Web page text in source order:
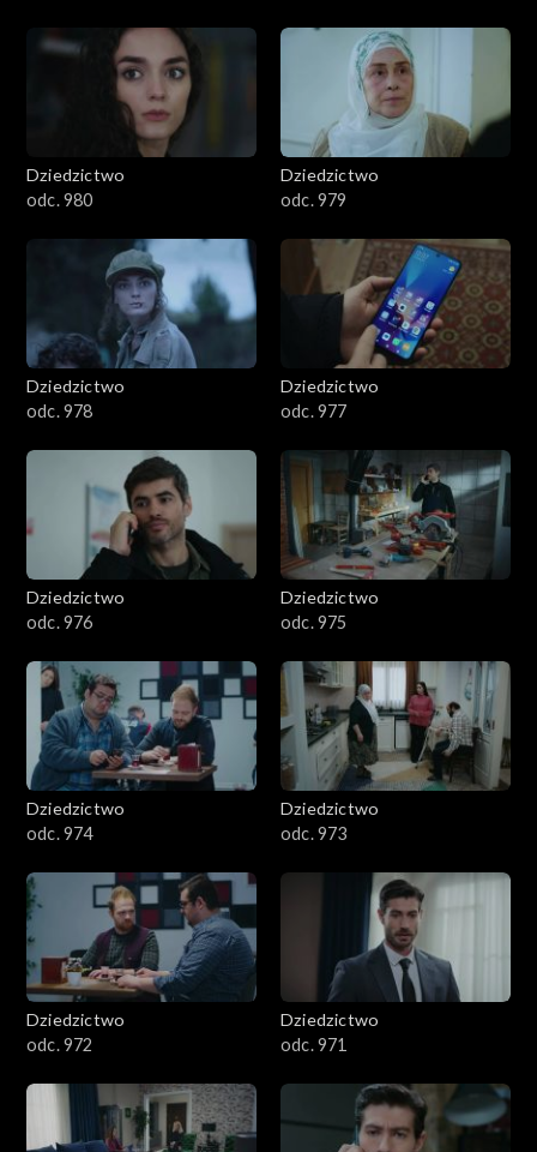
Dziedzictwo
odc. 980
Dziedzictwo
odc. 979
Dziedzictwo
odc. 978
Dziedzictwo
odc. 977
Dziedzictwo
odc. 976
Dziedzictwo
odc. 975
Dziedzictwo
odc. 974
Dziedzictwo
odc. 973
Dziedzictwo
odc. 972
Dziedzictwo
odc. 971